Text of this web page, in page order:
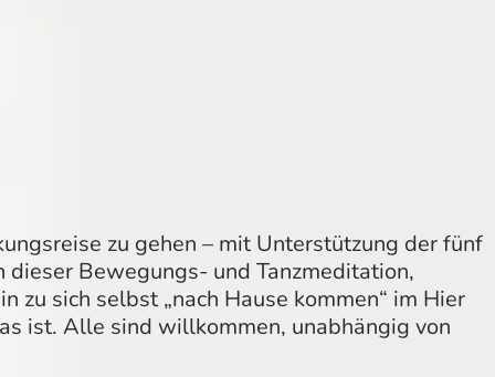
zu gehen – mit Unterstützung der fünf
Bewegungs- und Tanzmeditation,
sich selbst „nach Hause kommen“ im Hier
ist. Alle sind willkommen, unabhängig von